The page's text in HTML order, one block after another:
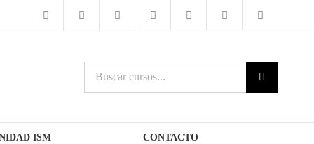
cursos:
ISM CONTACTO